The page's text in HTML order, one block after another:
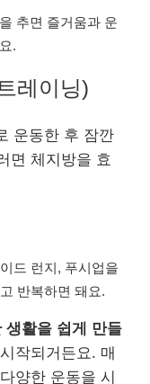
추면 즐거움과 운
.
레이닝)
운동한 후 잠깐
면 체지방을 효
드 런지, 푸시업을
반복하면 돼요.
생활을 쉽게 만들
작되거든요. 매
양한 운동을 시